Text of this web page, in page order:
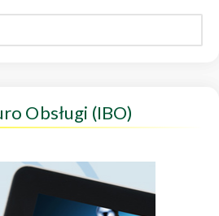
Obsługi (IBO)